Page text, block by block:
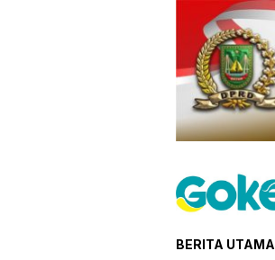
BERITA UTAMA